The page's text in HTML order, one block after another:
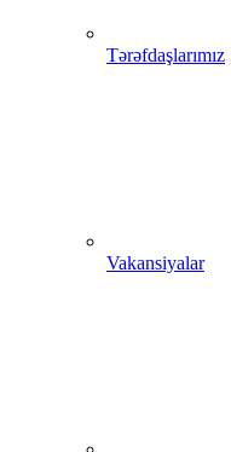
Tərəfdaşlarımız
Vakansiyalar